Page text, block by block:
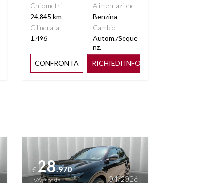
Chilometri
24.845 km
Alimentazione
Benzina
Cilindrata
1.496
Cambio
Autom./Seque
nz.
CONFRONTA
RICHIEDI INFO
Vedi dettagli
€28.970
IVA esposta 04/2026